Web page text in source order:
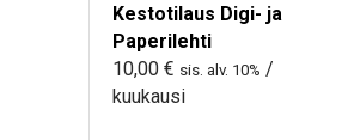
Kestotilaus Digi- ja
Paperilehti
10,00 € sis. alv. 10% /
kuukausi